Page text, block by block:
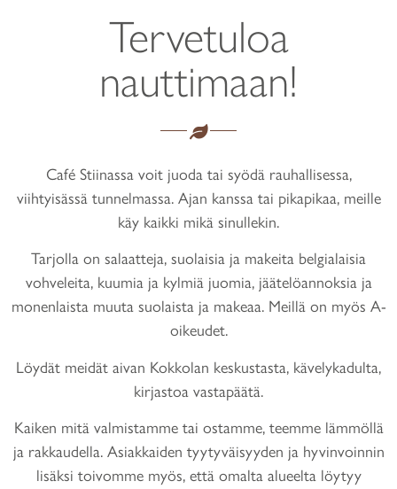
Tervetuloa
nauttimaan!
Café Stiinassa voit juoda tai syödä rauhallisessa,
viihtyisässä tunnelmassa. Ajan kanssa tai pikapikaa, meille
käy kaikki mikä sinullekin.
Tarjolla on salaatteja, suolaisia ja makeita belgialaisia
vohveleita, kuumia ja kylmiä juomia, jäätelöannoksia ja
monenlaista muuta suolaista ja makeaa. Meillä on myös A-
oikeudet.
Löydät meidät aivan Kokkolan keskustasta, kävelykadulta,
kirjastoa vastapäätä.
Kaiken mitä valmistamme tai ostamme, teemme lämmöllä
ja rakkaudella. Asiakkaiden tyytyväisyyden ja hyvinvoinnin
lisäksi toivomme myös, että omalta alueelta löytyy